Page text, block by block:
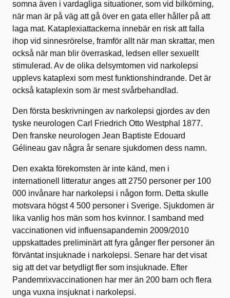
somna även i vardagliga situationer, som vid bilkörning,
när man är på väg att gå över en gata eller håller på att
laga mat. Kataplexiattackerna innebär en risk att falla
ihop vid sinnesrörelse, framför allt när man skrattar, men
också när man blir överraskad, ledsen eller sexuellt
stimulerad. Av de olika delsymtomen vid narkolepsi
upplevs kataplexi som mest funktionshindrande. Det är
också kataplexin som är mest svårbehandlad.
Den första beskrivningen av narkolepsi gjordes av den
tyske neurologen Carl Friedrich Otto Westphal 1877.
Den franske neurologen Jean Baptiste Edouard
Gélineau gav några år senare sjukdomen dess namn.
Den exakta förekomsten är inte känd, men i
internationell litteratur anges att 2750 personer per 100
000 invånare har narkolepsi i någon form. Detta skulle
motsvara högst 4 500 personer i Sverige. Sjukdomen är
lika vanlig hos män som hos kvinnor. I samband med
vaccinationen vid influensapandemin 2009/2010
uppskattades preliminärt att fyra gånger fler personer än
förväntat insjuknade i narkolepsi. Senare har det visat
sig att det var betydligt fler som insjuknade. Efter
Pandemrixvaccinationen har mer än 200 barn och flera
unga vuxna insjuknat i narkolepsi.